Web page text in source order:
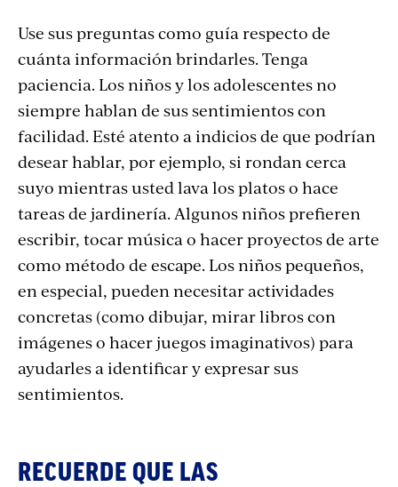
Use sus preguntas como guía respecto de
cuánta información brindarles. Tenga
paciencia. Los niños y los adolescentes no
siempre hablan de sus sentimientos con
facilidad. Esté atento a indicios de que podrían
desear hablar, por ejemplo, si rondan cerca
suyo mientras usted lava los platos o hace
tareas de jardinería. Algunos niños prefieren
escribir, tocar música o hacer proyectos de arte
como método de escape. Los niños pequeños,
en especial, pueden necesitar actividades
concretas (como dibujar, mirar libros con
imágenes o hacer juegos imaginativos) para
ayudarles a identificar y expresar sus
sentimientos.
RECUERDE QUE LAS